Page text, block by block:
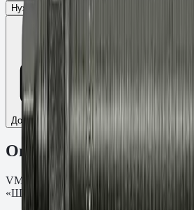
Нужен ТС/ТО
Добавить к сравнению
Описание
VMU-A Шпилька резьба M12, L=600
«Шерардирование» кл.пр. 5.8.